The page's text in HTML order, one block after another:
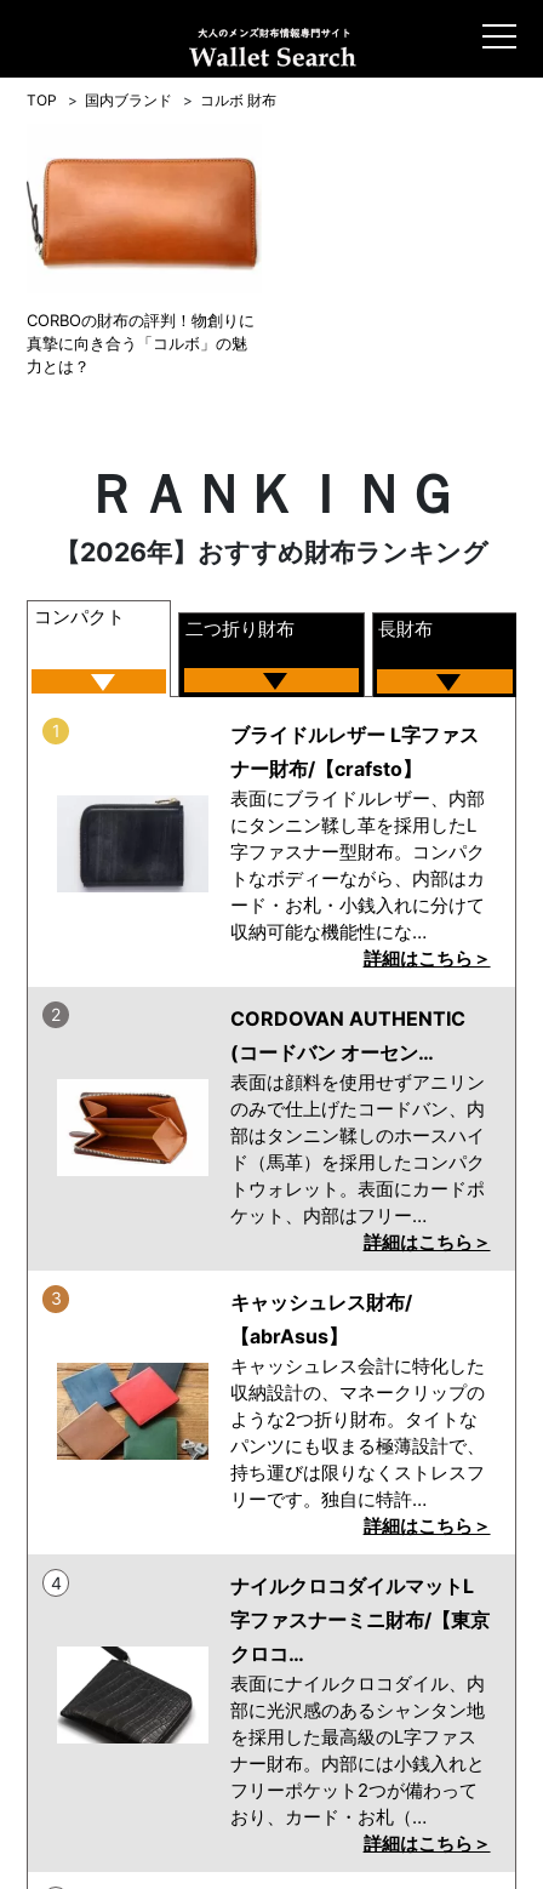
TOP 国内ブランド コルボ 財布
CORBOの財布の評判！物創りに
真摯に向き合う「コルボ」の魅
力とは？
ＲＡＮＫＩＮＧ
【2026年】おすすめ財布ランキング
コンパクト
二つ折り財布 長財布
1
ブライドルレザー L字ファス
ナー財布/【crafsto】
表面にブライドルレザー、内部
にタンニン鞣し革を採用したL
字ファスナー型財布。コンパク
トなボディーながら、内部はカ
ード・お札・小銭入れに分けて
収納可能な機能性にな…
詳細はこちら＞
2
CORDOVAN AUTHENTIC
(コードバン オーセン…
表面は顔料を使用せずアニリン
のみで仕上げたコードバン、内
部はタンニン鞣しのホースハイ
ド（馬革）を採用したコンパク
トウォレット。表面にカードポ
ケット、内部はフリー…
詳細はこちら＞
3
キャッシュレス財布/
【abrAsus】
キャッシュレス会計に特化した
収納設計の、マネークリップの
ような2つ折り財布。タイトな
パンツにも収まる極薄設計で、
持ち運びは限りなくストレスフ
リーです。独自に特許…
詳細はこちら＞
4
ナイルクロコダイルマットL
字ファスナーミニ財布/【東京
クロコ…
表面にナイルクロコダイル、内
部に光沢感のあるシャンタン地
を採用した最高級のL字ファス
ナー財布。内部には小銭入れと
フリーポケット2つが備わって
おり、カード・お札（…
詳細はこちら＞